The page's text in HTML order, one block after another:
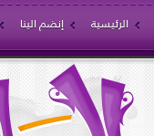
الرئيسية إنضم الينا